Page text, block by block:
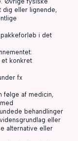
dig eller lignende,
i det
et konkret
fx
følge af medicin,
behandlinger
eller
alternative eller